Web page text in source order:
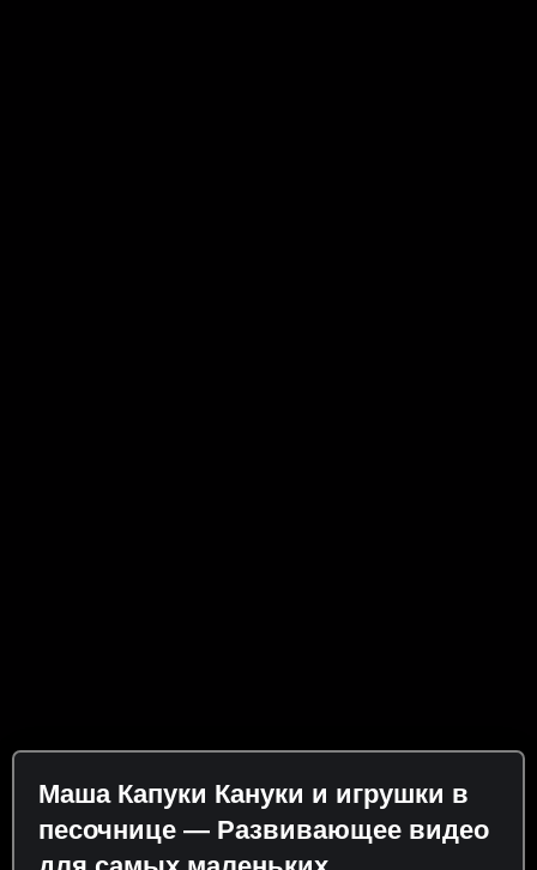
Маша Капуки Кануки и игрушки в
песочнице — Развивающее видео